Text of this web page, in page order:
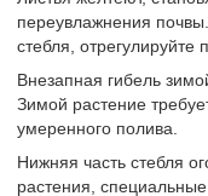
переувлажнения
стебля, отрегулируйте
Внезапная гибель
Зимой растение
умеренного полива.
Нижняя часть стебля
растения,